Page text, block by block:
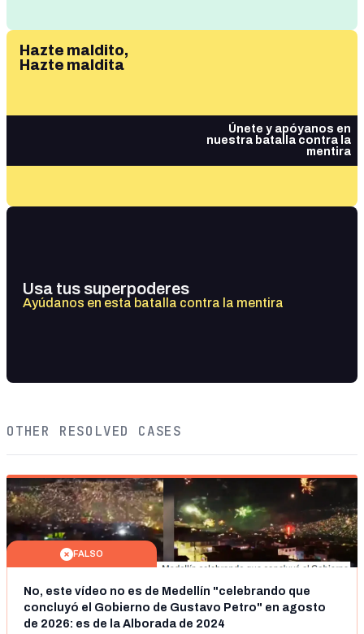
Hazte maldito,
Hazte maldita
Únete y apóyanos en
nuestra batalla contra la
mentira
Usa tus superpoderes
Ayúdanos en esta batalla contra la mentira
OTHER RESOLVED CASES
FALSO
No, este vídeo no es de Medellín "celebrando que
concluyó el Gobierno de Gustavo Petro" en agosto
de 2026: es de la Alborada de 2024